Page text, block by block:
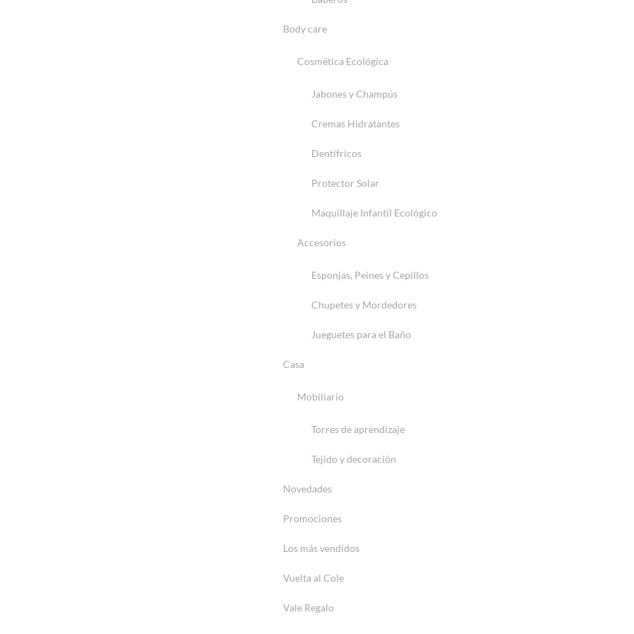
Body care
Cosmética Ecológica
Jabones y Champús
Cremas Hidratantes
Dentífricos
Protector Solar
Maquillaje Infantil Ecológico
Accesorios
Esponjas, Peines y Cepillos
Chupetes y Mordedores
Jueguetes para el Baño
Casa
Mobiliario
Torres de aprendizaje
Tejido y decoración
Novedades
Promociones
Los más vendidos
Vuelta al Cole
Vale Regalo